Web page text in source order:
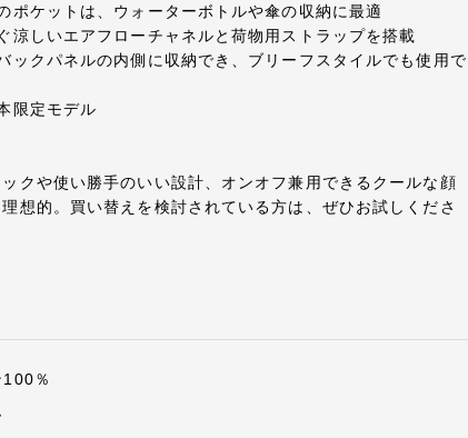
ポケットは、ウォーターボトルや傘の収納に最適
涼しいエアフローチャネルと荷物用ストラップを搭載
ックパネルの内側に収納でき、ブリーフスタイルでも使用で
限定モデル
ックや使い勝手のいい設計、オンオフ兼用できるクールな顔
想的。買い替えを検討されている方は、ぜひお試しくださ
％